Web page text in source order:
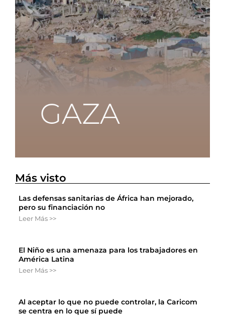
Más visto
Las defensas sanitarias de África han mejorado,
pero su financiación no
Leer Más >>
El Niño es una amenaza para los trabajadores en
América Latina
Leer Más >>
Al aceptar lo que no puede controlar, la Caricom
se centra en lo que sí puede